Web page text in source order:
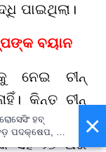
ପାଇଥିଲା।
ବୟାନ
ନେଇ ଚୀନ୍
କିନ୍ତୁ ଚୀନ୍
ଇସ୍ରାଏଲ୍,
ସହ ୨୬ ଥର
×
ହବ୍
ପଦକ୍ଷେପ, ୪୨